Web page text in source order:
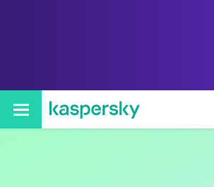
Кто звонил с